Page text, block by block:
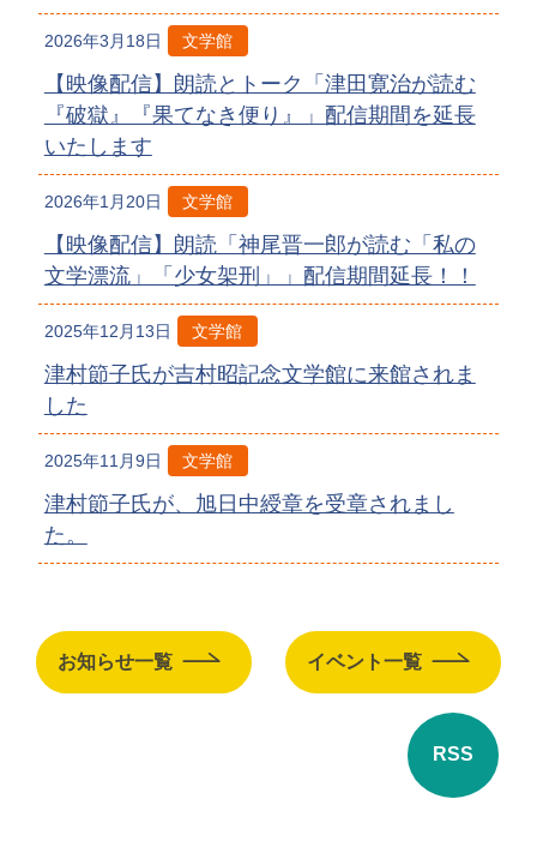
2026年3月18日 文学館
【映像配信】朗読とトーク「津田寛治が読む
『破獄』『果てなき便り』」配信期間を延長
いたします
2026年1月20日 文学館
【映像配信】朗読「神尾晋一郎が読む「私の
文学漂流」「少女架刑」」配信期間延長！！
2025年12月13日 文学館
津村節子氏が吉村昭記念文学館に来館されま
した
2025年11月9日 文学館
津村節子氏が、旭日中綬章を受章されまし
た。
お知らせ一覧 イベント一覧
RSS